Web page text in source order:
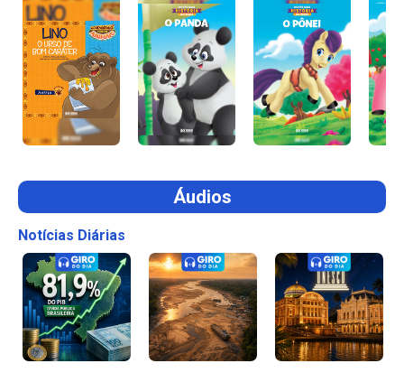
Áudios
Notícias Diárias